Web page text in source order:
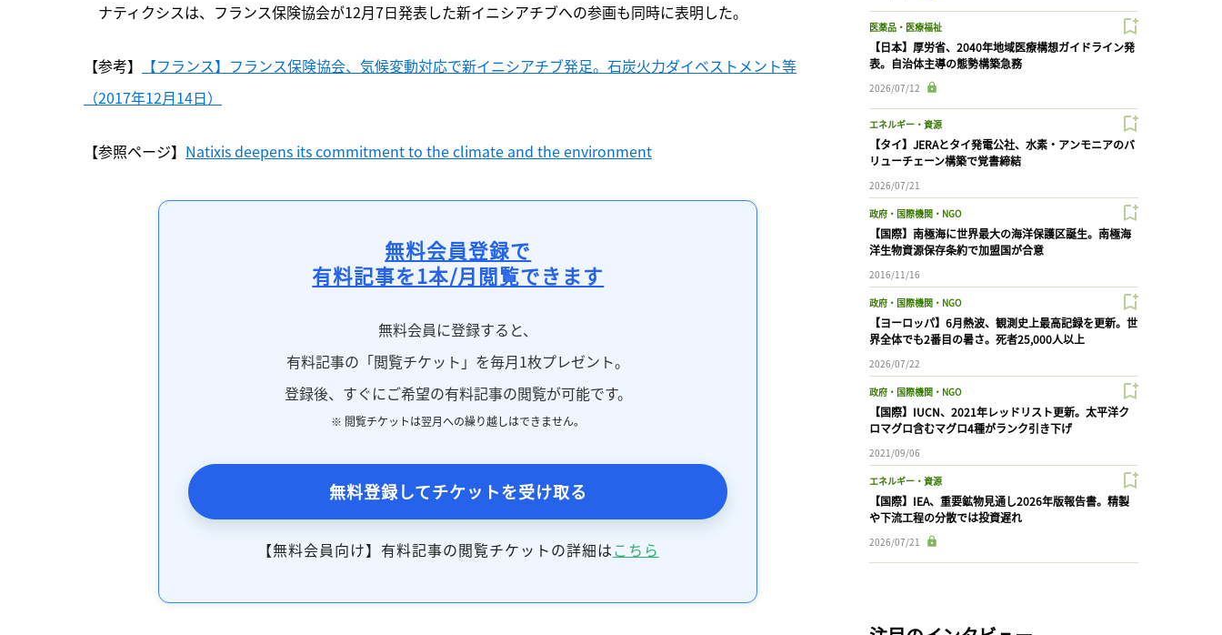
ナティクシスは、フランス保険協会が12月7日発表した新イニシアチブへの参画も同時に表明した。
【参考】
【フランス】フランス保険協会、気候変動対応で新イニシアチブ発足。石炭火力ダイベストメント等
（2017年12月14日）
【参照ページ】 Natixis deepens its commitment to the climate and the environment
無料会員登録で
有料記事を1本/月閲覧できます
無料会員に登録すると、
有料記事の「閲覧チケット」を毎月1枚プレゼント。
登録後、すぐにご希望の有料記事の閲覧が可能です。
※ 閲覧チケットは翌月への繰り越しはできません。
無料登録してチケットを受け取る
【無料会員向け】有料記事の閲覧チケットの詳細はこちら
医薬品・医療福祉
【日本】厚労省、2040年地域医療構想ガイドライン発
表。自治体主導の態勢構築急務
2026/07/12
エネルギー・資源
【タイ】JERAとタイ発電公社、水素・アンモニアのバ
リューチェーン構築で覚書締結
2026/07/21
政府・国際機関・NGO
【国際】南極海に世界最大の海洋保護区誕生。南極海
洋生物資源保存条約で加盟国が合意
2016/11/16
政府・国際機関・NGO
【ヨーロッパ】6月熱波、観測史上最高記録を更新。世
界全体でも2番目の暑さ。死者25,000人以上
2026/07/22
政府・国際機関・NGO
【国際】IUCN、2021年レッドリスト更新。太平洋ク
ロマグロ含むマグロ4種がランク引き下げ
2021/09/06
エネルギー・資源
【国際】IEA、重要鉱物見通し2026年版報告書。精製
や下流工程の分散では投資遅れ
2026/07/21